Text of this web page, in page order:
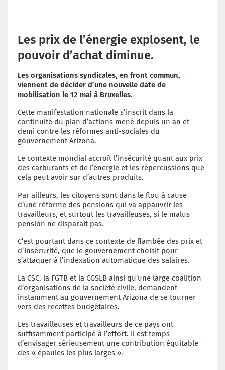
Les prix de l’énergie explosent, le
pouvoir d’achat diminue.
Les organisations syndicales, en front commun,
viennent de décider d’une nouvelle date de
mobilisation le 12 mai à Bruxelles.
Cette manifestation nationale s’inscrit dans la
continuité du plan d’actions mené depuis un an et
demi contre les réformes anti-sociales du
gouvernement Arizona.
Le contexte mondial accroît l’insécurité quant aux prix
des carburants et de l’énergie et les répercussions que
cela peut avoir sur d’autres produits.
Par ailleurs, les citoyens sont dans le flou à cause
d’une réforme des pensions qui va appauvrir les
travailleurs, et surtout les travailleuses, si le malus
pension ne disparait pas.
C’est pourtant dans ce contexte de flambée des prix et
d’insécurité, que le gouvernement choisit pour
s’attaquer à l’indexation automatique des salaires.
La CSC, la FGTB et la CGSLB ainsi qu’une large coalition
d’organisations de la société civile, demandent
instamment au gouvernement Arizona de se tourner
vers des recettes budgétaires.
Les travailleuses et travailleurs de ce pays ont
suffisamment participé à l’effort. Il est temps
d’envisager sérieusement une contribution équitable
des « épaules les plus larges ».